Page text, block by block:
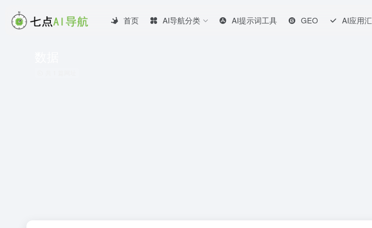
首页 AI导航分类 AI提示词工具 GEO AI应用汇